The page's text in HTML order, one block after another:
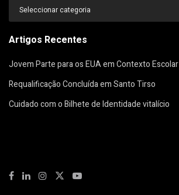
Categorias
Artigos Recentes
Jovem Parte para os EUA em Contexto Escolar
Requalificação Concluída em Santo Tirso
Cuidado com o Bilhete de Identidade vitalício